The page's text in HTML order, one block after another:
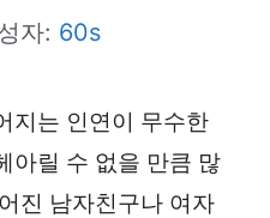
자: 60s
지는 인연이 무수한
아릴 수 없을 만큼 많
진 남자친구나 여자